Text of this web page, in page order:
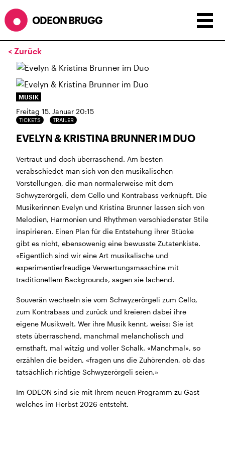
ODEON BRUGG
Anzeigen als:
ÖFFNUNGSZEITEN
SOMMERÖFFNUNGSZEITEN
CINEMA
2.7. bis 1.9. geschlossen
BÜHNE 2.7. bis 3.9. geschlossen
BAR+BISTROkurze Sommerpause, ab dem 10.8. sind
wir wieder im Haus und freuen uns auf euch <3
STADTFEST BRUGG
während demStadtfest Brugg , 20. bis 30. August,
bleibt das Haus jeweils von Freitag Abend bis Montag
Morgen geschlossen
Reguläre Öffnungszeiten:
CINEMA und BÜHNE
45 Min. vor Vorstellungsbeginn
(siehe Programm)
Tickets und Gutscheine können an der Kinokasse und
an der Bar gekauft werden.
KASSE und TELEFON
Tel. 056 450 35 65
Samstag und Sonntag ab 10 Uhr
< Zurück
MUSIK
Freitag 15. Januar 20:15
TICKETS TRAILER
EVELYN & KRISTINA BRUNNER IM DUO
Vertraut und doch überraschend. Am besten
verabschiedet man sich von den musikalischen
Vorstellungen, die man normalerweise mit dem
Schwyzerörgeli, dem Cello und Kontrabass verknüpft. Die
Musikerinnen Evelyn und Kristina Brunner lassen sich von
Melodien, Harmonien und Rhythmen verschiedenster Stile
inspirieren. Einen Plan für die Entstehung ihrer Stücke
gibt es nicht, ebensowenig eine bewusste Zutatenkiste.
«Eigentlich sind wir eine Art musikalische und
experimentierfreudige Verwertungsmaschine mit
traditionellem Background», sagen sie lachend.
Souverän wechseln sie vom Schwyzerörgeli zum Cello,
zum Kontrabass und zurück und kreieren dabei ihre
eigene Musikwelt. Wer ihre Musik kennt, weiss: Sie ist
stets überraschend, manchmal melancholisch und
ernsthaft, mal witzig und voller Schalk. «Manchmal», so
erzählen die beiden, «fragen uns die Zuhörenden, ob das
tatsächlich richtige Schwyzerörgeli seien.»
Im ODEON sind sie mit Ihrem neuen Programm zu Gast
welches im Herbst 2026 entsteht.